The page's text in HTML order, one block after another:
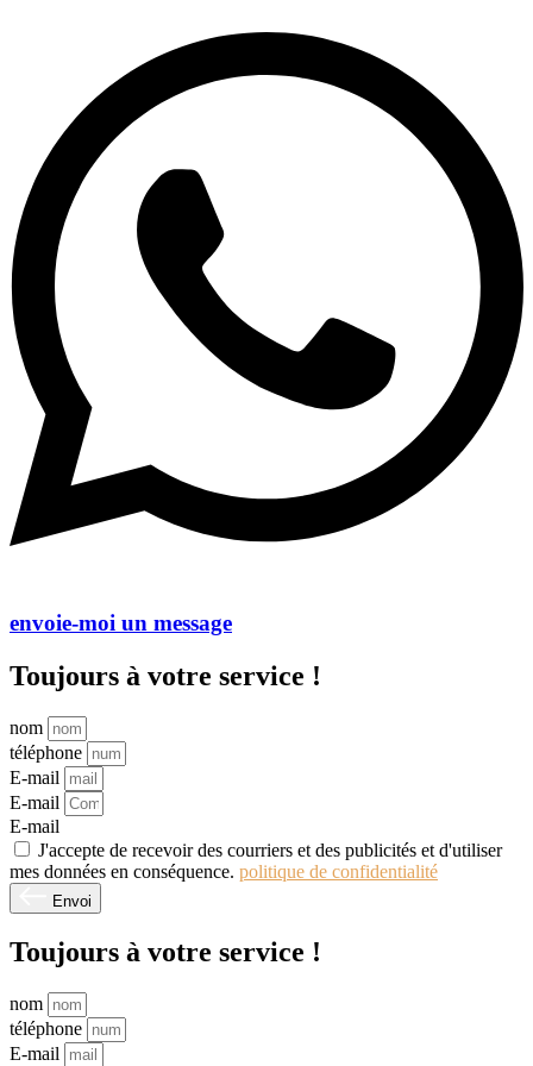
envoie-moi un message
Toujours à votre service !
nom
téléphone
E-mail
E-mail
E-mail
J'accepte de recevoir des courriers et des publicités et d'utiliser
mes données en conséquence. politique de confidentialité
Envoi
Toujours à votre service !
nom
téléphone
E-mail